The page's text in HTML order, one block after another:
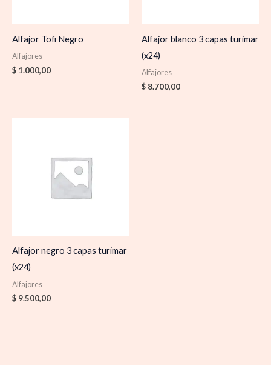
Alfajor Tofi Negro
Alfajores
$ 1.000,00
Alfajor blanco 3 capas turimar
(x24)
Alfajores
$ 8.700,00
Alfajor negro 3 capas turimar
(x24)
Alfajores
$ 9.500,00